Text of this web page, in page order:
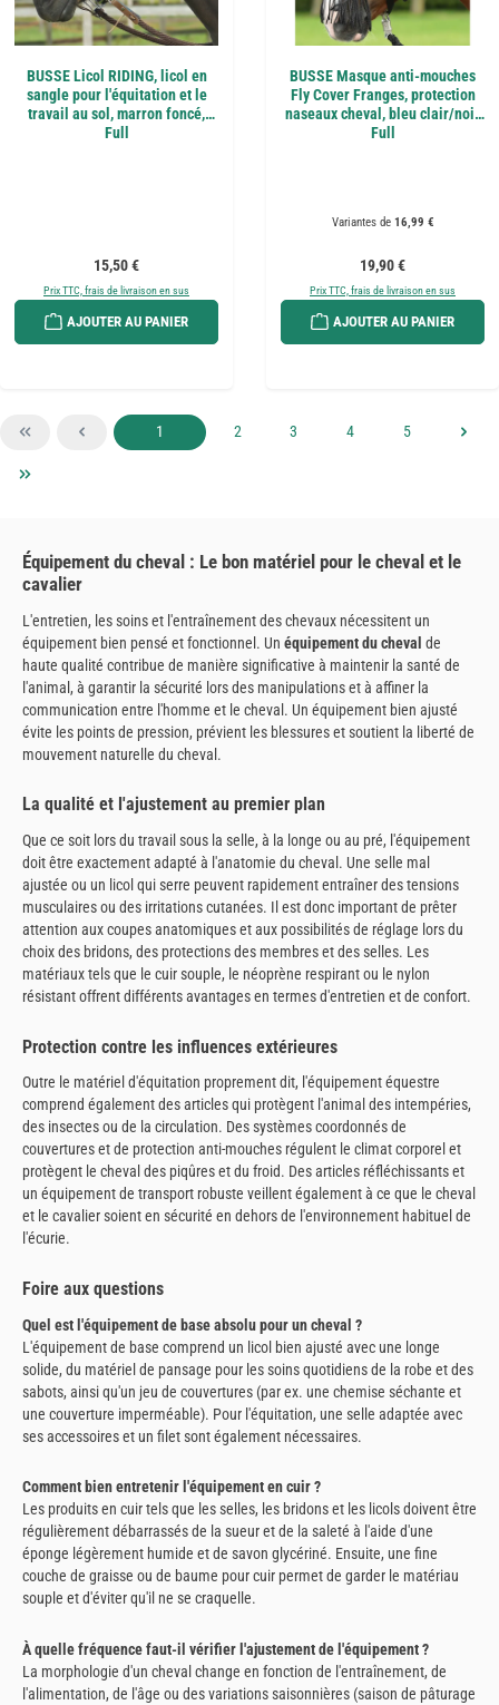
BUSSE Licol RIDING, licol en
sangle pour l'équitation et le
travail au sol, marron foncé,
Full
Prix régulier :
15,50 €
Prix TTC, frais de livraison en sus
AJOUTER AU PANIER
BUSSE Masque anti-mouches
Fly Cover Franges, protection
naseaux cheval, bleu clair/noir
Full
Variantes de16,99 €
Prix régulier :
19,90 €
Prix TTC, frais de livraison en sus
AJOUTER AU PANIER
Page
1 Page
2 Page
3 Page
4 Page
5
Équipement du cheval : Le bon matériel pour le cheval et le
cavalier
L'entretien, les soins et l'entraînement des chevaux nécessitent un
équipement bien pensé et fonctionnel. Un équipement du cheval de
haute qualité contribue de manière significative à maintenir la santé de
l'animal, à garantir la sécurité lors des manipulations et à affiner la
communication entre l'homme et le cheval. Un équipement bien ajusté
évite les points de pression, prévient les blessures et soutient la liberté de
mouvement naturelle du cheval.
La qualité et l'ajustement au premier plan
Que ce soit lors du travail sous la selle, à la longe ou au pré, l'équipement
doit être exactement adapté à l'anatomie du cheval. Une selle mal
ajustée ou un licol qui serre peuvent rapidement entraîner des tensions
musculaires ou des irritations cutanées. Il est donc important de prêter
attention aux coupes anatomiques et aux possibilités de réglage lors du
choix des bridons, des protections des membres et des selles. Les
matériaux tels que le cuir souple, le néoprène respirant ou le nylon
résistant offrent différents avantages en termes d'entretien et de confort.
Protection contre les influences extérieures
Outre le matériel d'équitation proprement dit, l'équipement équestre
comprend également des articles qui protègent l'animal des intempéries,
des insectes ou de la circulation. Des systèmes coordonnés de
couvertures et de protection anti-mouches régulent le climat corporel et
protègent le cheval des piqûres et du froid. Des articles réfléchissants et
un équipement de transport robuste veillent également à ce que le cheval
et le cavalier soient en sécurité en dehors de l'environnement habituel de
l'écurie.
Foire aux questions
Quel est l'équipement de base absolu pour un cheval ?
L'équipement de base comprend un licol bien ajusté avec une longe
solide, du matériel de pansage pour les soins quotidiens de la robe et des
sabots, ainsi qu'un jeu de couvertures (par ex. une chemise séchante et
une couverture imperméable). Pour l'équitation, une selle adaptée avec
ses accessoires et un filet sont également nécessaires.
Comment bien entretenir l'équipement en cuir ?
Les produits en cuir tels que les selles, les bridons et les licols doivent être
régulièrement débarrassés de la sueur et de la saleté à l'aide d'une
éponge légèrement humide et de savon glycériné. Ensuite, une fine
couche de graisse ou de baume pour cuir permet de garder le matériau
souple et d'éviter qu'il ne se craquelle.
À quelle fréquence faut-il vérifier l'ajustement de l'équipement ?
La morphologie d'un cheval change en fonction de l'entraînement, de
l'alimentation, de l'âge ou des variations saisonnières (saison de pâturage